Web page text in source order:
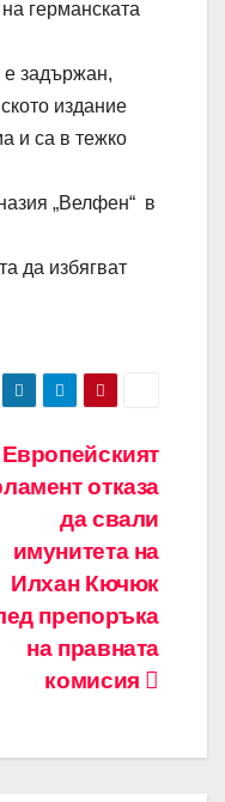
германската
е задържан,
издание
и са в тежко
„Велфен“ в
да избягват
Европейският
отказа
да свали
имунитета на
Илхан Кючюк
препоръка
на правната
комисия